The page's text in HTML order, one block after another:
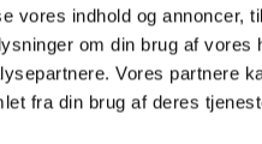
vores indhold og annoncer,
om din brug af
Vores partnere
fra din brug af deres